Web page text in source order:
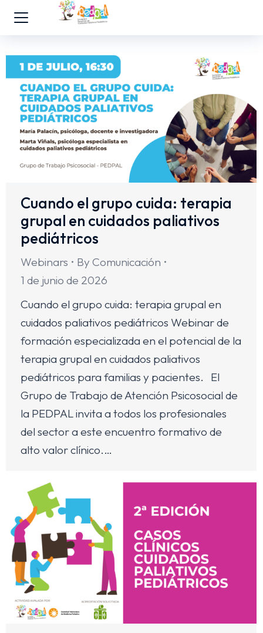
Cuando el grupo cuida: terapia
grupal en cuidados paliativos
pediátricos
Webinars By Comunicación
1 de junio de 2026
Cuando el grupo cuida: terapia grupal en
cuidados paliativos pediátricos Webinar de
formación especializada en el potencial de la
terapia grupal en cuidados paliativos
pediátricos para familias y pacientes. El
Grupo de Trabajo de Atención Psicosocial de
la PEDPAL invita a todos los profesionales
del sector a este encuentro formativo de
alto valor clínico.…